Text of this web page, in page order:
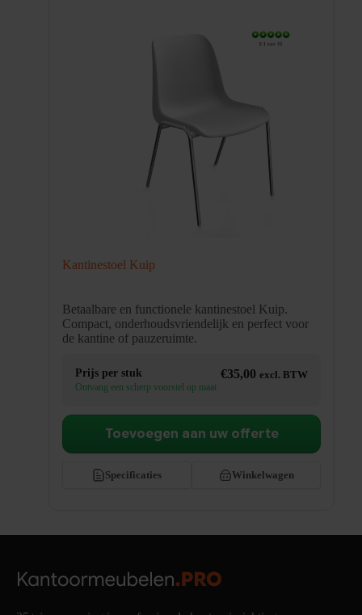
Kantinestoel Kuip
Betaalbare en functionele kantinestoel Kuip.
Compact, onderhoudsvriendelijk en perfect voor
de kantine of pauzeruimte.
Prijs per stuk €35,00 excl. BTW
Ontvang een scherp voorstel op maat
Specificaties Winkelwagen
Toevoegen aan uw offerte